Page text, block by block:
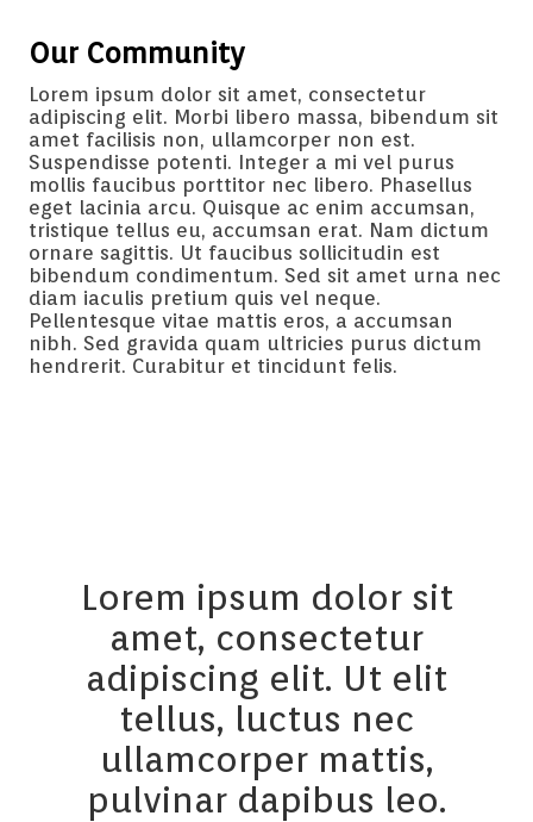
Our Community
Lorem ipsum dolor sit amet, consectetur
adipiscing elit. Morbi libero massa, bibendum sit
amet facilisis non, ullamcorper non est.
Suspendisse potenti. Integer a mi vel purus
mollis faucibus porttitor nec libero. Phasellus
eget lacinia arcu. Quisque ac enim accumsan,
tristique tellus eu, accumsan erat. Nam dictum
ornare sagittis. Ut faucibus sollicitudin est
bibendum condimentum. Sed sit amet urna nec
diam iaculis pretium quis vel neque.
Pellentesque vitae mattis eros, a accumsan
nibh. Sed gravida quam ultricies purus dictum
hendrerit. Curabitur et tincidunt felis.
Lorem ipsum dolor sit
amet, consectetur
adipiscing elit. Ut elit
tellus, luctus nec
ullamcorper mattis,
pulvinar dapibus leo.